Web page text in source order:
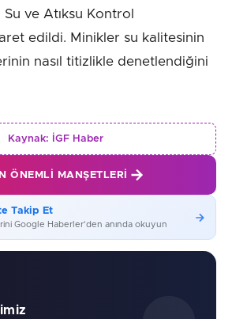
ve Atıksu Kontrol
edildi. Minikler su kalitesinin
nasıl titizlikle denetlendiğini
Kaynak: İGF Haber
ÖNEMLI MANŞETLERI
Takip Et
Google Haberler'den anında okuyun